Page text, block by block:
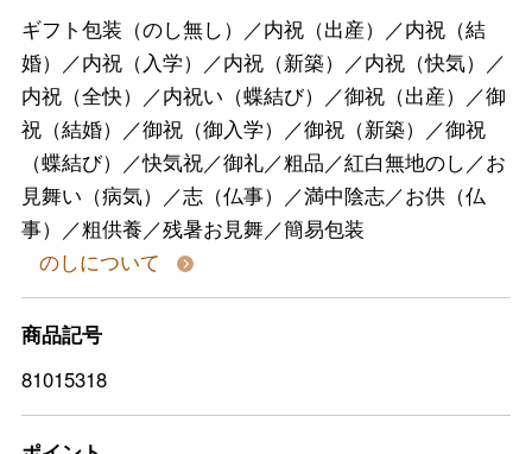
ギフト包装（のし無し）／内祝（出産）／内祝（結
婚）／内祝（入学）／内祝（新築）／内祝（快気）／
内祝（全快）／内祝い（蝶結び）／御祝（出産）／御
祝（結婚）／御祝（御入学）／御祝（新築）／御祝
（蝶結び）／快気祝／御礼／粗品／紅白無地のし／お
見舞い（病気）／志（仏事）／満中陰志／お供（仏
事）／粗供養／残暑お見舞／簡易包装
のしについて
商品記号
81015318